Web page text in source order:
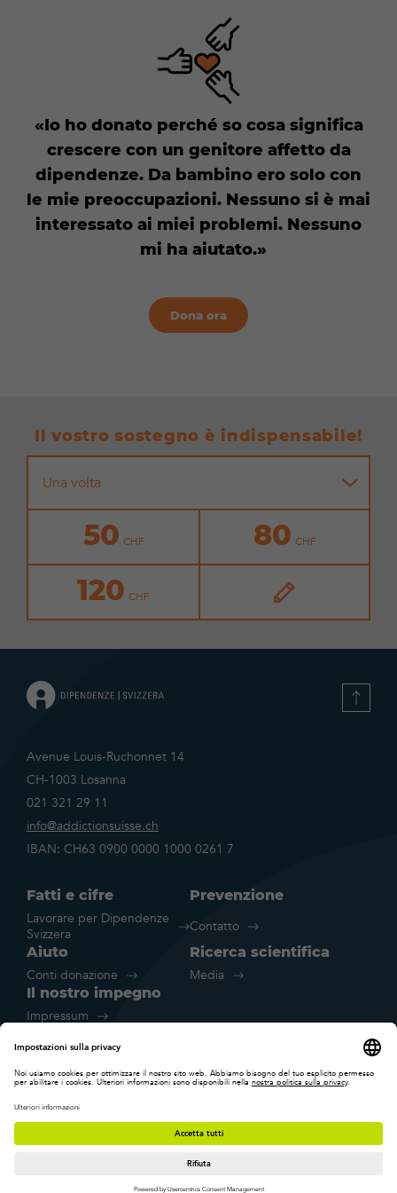
Io ho donato perché so cosa significa
crescere con un genitore affetto da
dipendenze. Da bambino ero solo con
le mie preoccupazioni. Nessuno si è mai
interessato ai miei problemi. Nessuno
mi ha aiutato.
Dona ora
Il vostro sostegno è indispensabile!
Una volta
50
80
120
Avenue Louis-Ruchonnet 14
CH-1003 Losanna
021 321 29 11
info@addictionsuisse.ch
IBAN: CH63 0900 0000 1000 0261 7
Fatti e cifre
Lavorare per Dipendenze
Svizzera
Prevenzione
Contatto
Aiuto
Conti donazione
Ricerca scientifica
Media
Il nostro impegno
Impressum
Dichiarazione sulla protezione dei